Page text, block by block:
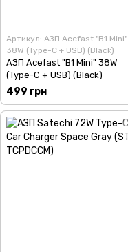
Артикул: АЗП Acefast "B1 Mini"
38W (Type-C + USB) (Black)
АЗП Acefast "B1 Mini" 38W
(Type-C + USB) (Black)
499 грн